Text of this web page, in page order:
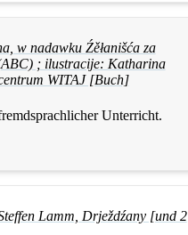
w nadawku Źěłanišća za
; ilustracije: Katharina
WITAJ [Buch]
Unterricht.
Lamm, Drježdźany [und 2